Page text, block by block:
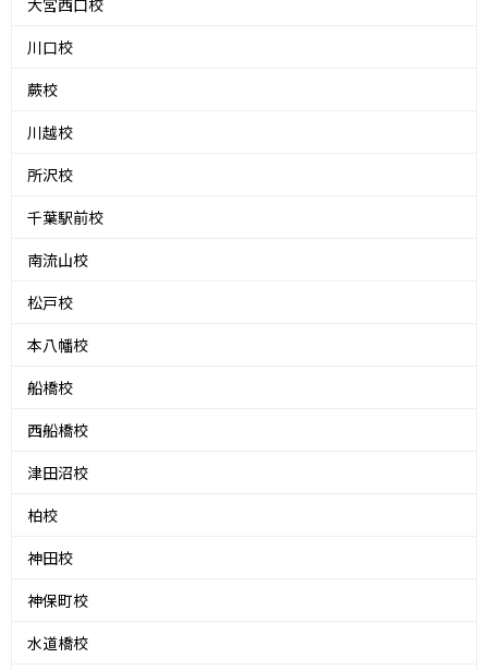
大宮西口校
川口校
蕨校
川越校
所沢校
千葉駅前校
南流山校
松戸校
本八幡校
船橋校
西船橋校
津田沼校
柏校
神田校
神保町校
水道橋校